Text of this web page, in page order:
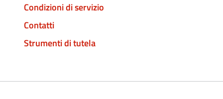
Condizioni di servizio
Contatti
Strumenti di tutela